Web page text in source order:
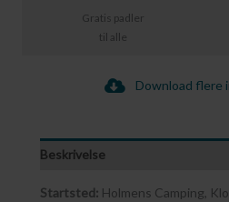
Gratis padler
til alle
Download flere
Beskrivelse
Startsted: Holmens Camping,